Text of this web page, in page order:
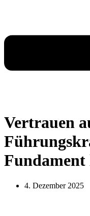
Vertrauen
Fundament
4. Dezember 2025